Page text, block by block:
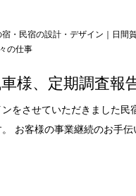
・民宿の設計・デザイン｜日間
の仕事
様、定期調査報
をさせていただきました民
お客様の事業継続のお手